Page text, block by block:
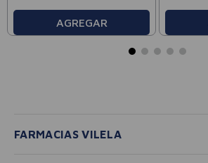
AGREGAR
FARMACIAS VILELA